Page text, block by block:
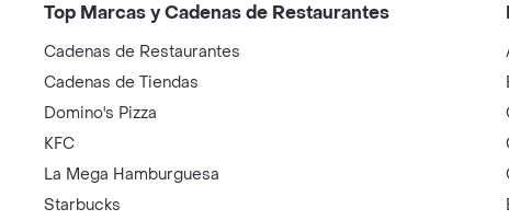
Top Marcas y Cadenas de Restaurantes
Cadenas de Restaurantes
Cadenas de Tiendas
Domino's Pizza
KFC
La Mega Hamburguesa
Starbucks